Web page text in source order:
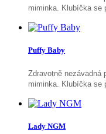
miminka. Klubíčka se
Puffy Baby
Zdravotně nezávadná
miminka. Klubíčka se
Lady NGM